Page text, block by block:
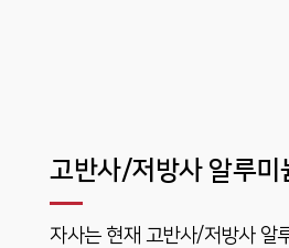
고반사/저방사 알루미
자사는 현재 고반사/저방사 알